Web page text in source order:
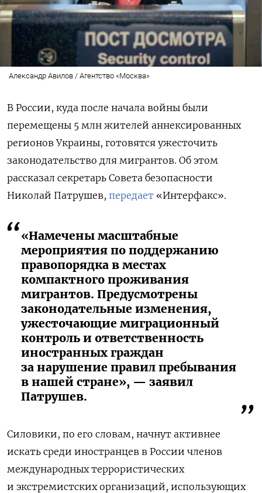
Александр Авилов / Агентство «Москва»
В России, куда после начала войны были
перемещены 5 млн жителей аннексированных
регионов Украины, готовятся ужесточить
законодательство для мигрантов. Об этом
рассказал секретарь Совета безопасности
Николай Патрушев, передает «Интерфакс».
«Намечены масштабные
мероприятия по поддержанию
правопорядка в местах
компактного проживания
мигрантов. Предусмотрены
законодательные изменения,
ужесточающие миграционный
контроль и ответственность
иностранных граждан
за нарушение правил пребывания
в нашей стране», — заявил
Патрушев.
Силовики, по его словам, начнут активнее
искать среди иностранцев в России членов
международных террористических
и экстремистских организаций, использующих